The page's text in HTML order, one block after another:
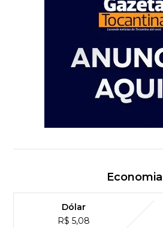
Economia
Dólar
R$ 5,08